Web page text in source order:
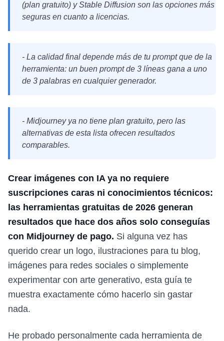
(plan gratuito) y Stable Diffusion son las opciones más
seguras en cuanto a licencias.
- La calidad final depende más de tu prompt que de la
herramienta: un buen prompt de 3 líneas gana a uno
de 3 palabras en cualquier generador.
- Midjourney ya no tiene plan gratuito, pero las
alternativas de esta lista ofrecen resultados
comparables.
Crear imágenes con IA ya no requiere
suscripciones caras ni conocimientos técnicos:
las herramientas gratuitas de 2026 generan
resultados que hace dos años solo conseguías
con Midjourney de pago. Si alguna vez has
querido crear un logo, ilustraciones para tu blog,
imágenes para redes sociales o simplemente
experimentar con arte generativo, esta guía te
muestra exactamente cómo hacerlo sin gastar
nada.
He probado personalmente cada herramienta de